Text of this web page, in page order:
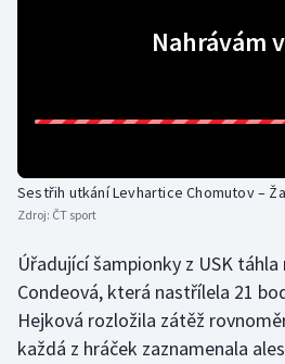
Krasobruslení
Lezení
Lyže a snowboard
Nahrávám
Sestřih utkání Levhartice Chomutov –
Zdroj: ČT sport
Úřadující šampionky z USK
Condeová, která nastřílela 21
Hejková rozložila zátěž
každá z hráček zaznamenala